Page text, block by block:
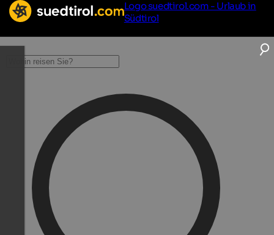
Logo suedtirol.com - Urlaub in
Südtirol